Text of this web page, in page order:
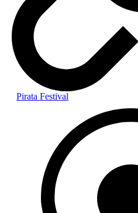
Pirata Festival